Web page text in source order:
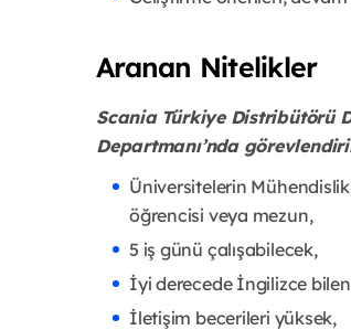
Aranan Nitelikler
Scania Türkiye Distribütörü
Departmanı’nda
Üniversitelerin
öğrencisi veya mezun,
5 iş günü çalışabilecek,
İyi derecede İngilizce
İletişim becerileri yüksek,